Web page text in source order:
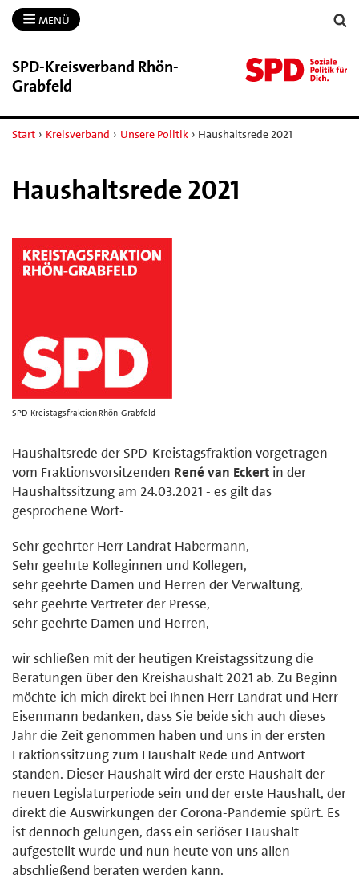
MENÜ
SPD-​Kreisverband Rhön-​
Grabfeld
Start › Kreisverband › Unsere Politik › Haushaltsrede 2021
Haushaltsrede 2021
SPD-Kreistagsfraktion Rhön-Grabfeld
Haushaltsrede der SPD-Kreistagsfraktion vorgetragen
vom Fraktionsvorsitzenden René van Eckert in der
Haushaltssitzung am 24.03.2021 - es gilt das
gesprochene Wort-
Sehr geehrter Herr Landrat Habermann,
Sehr geehrte Kolleginnen und Kollegen,
sehr geehrte Damen und Herren der Verwaltung,
sehr geehrte Vertreter der Presse,
sehr geehrte Damen und Herren,
wir schließen mit der heutigen Kreistagssitzung die
Beratungen über den Kreishaushalt 2021 ab. Zu Beginn
möchte ich mich direkt bei Ihnen Herr Landrat und Herr
Eisenmann bedanken, dass Sie beide sich auch dieses
Jahr die Zeit genommen haben und uns in der ersten
Fraktionssitzung zum Haushalt Rede und Antwort
standen. Dieser Haushalt wird der erste Haushalt der
neuen Legislaturperiode sein und der erste Haushalt, der
direkt die Auswirkungen der Corona-Pandemie spürt. Es
ist dennoch gelungen, dass ein seriöser Haushalt
aufgestellt wurde und nun heute von uns allen
abschließend beraten werden kann.